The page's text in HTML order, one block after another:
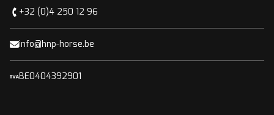
+32 (0)4 250 12 96
info@hnp-horse.be
BE0404392901